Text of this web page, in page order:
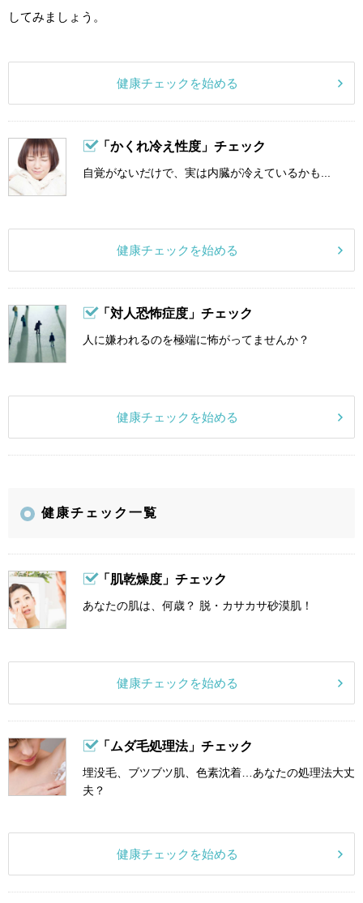
してみましょう。
健康チェックを始める
「かくれ冷え性度」チェック
自覚がないだけで、実は内臓が冷えているかも...
健康チェックを始める
「対人恐怖症度」チェック
人に嫌われるのを極端に怖がってませんか？
健康チェックを始める
健康チェック一覧
「肌乾燥度」チェック
あなたの肌は、何歳？ 脱・カサカサ砂漠肌！
健康チェックを始める
「ムダ毛処理法」チェック
埋没毛、ブツブツ肌、色素沈着…あなたの処理法大丈
夫？
健康チェックを始める